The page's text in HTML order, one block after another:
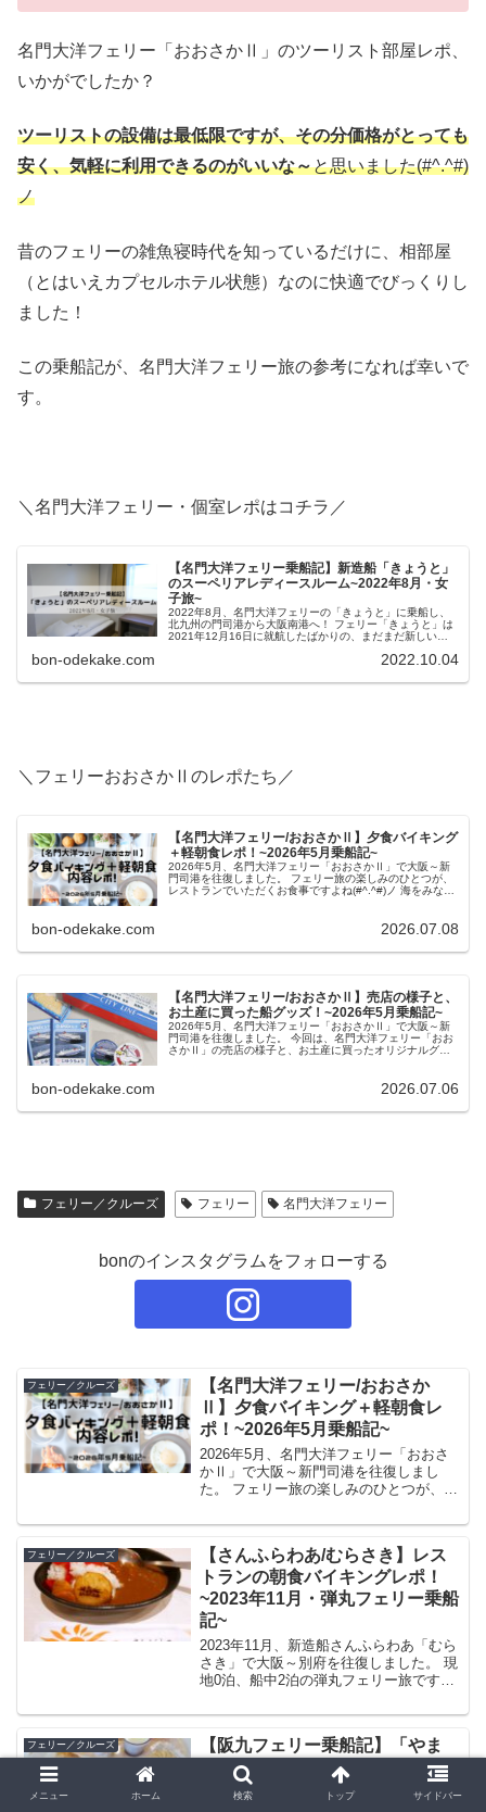
名門大洋フェリー「おおさかⅡ」のツーリスト部屋レポ、
いかがでしたか？
ツーリストの設備は最低限ですが、その分価格がとっても
安く、気軽に利用できるのがいいな～と思いました(#^.^#)
ノ
昔のフェリーの雑魚寝時代を知っているだけに、相部屋
（とはいえカプセルホテル状態）なのに快適でびっくりし
ました！
この乗船記が、名門大洋フェリー旅の参考になれば幸いで
す。
＼名門大洋フェリー・個室レポはコチラ／
【名門大洋フェリー乗船記】新造船「きょうと」
のスーペリアレディースルーム~2022年8月・女
子旅~
2022年8月、名門大洋フェリーの「きょうと」に乗船し、
北九州の門司港から大阪南港へ！ フェリー「きょうと」は
2021年12月16日に就航したばかりの、まだまだ新しいフ
bon-odekake.com 2022.10.04
＼フェリーおおさかⅡのレポたち／
【名門大洋フェリー/おおさかⅡ】夕食バイキング
＋軽朝食レポ！~2026年5月乗船記~
2026年5月、名門大洋フェリー「おおさかⅡ」で大阪～新
門司港を往復しました。 フェリー旅の楽しみのひとつが、
レストランでいただくお食事ですよね(#^.^#)ノ 海をみなが
bon-odekake.com 2026.07.08
【名門大洋フェリー/おおさかⅡ】売店の様子と、
お土産に買った船グッズ！~2026年5月乗船記~
2026年5月、名門大洋フェリー「おおさかⅡ」で大阪～新
門司港を往復しました。 今回は、名門大洋フェリー「おお
さかⅡ」の売店の様子と、お土産に買ったオリジナルグッ
bon-odekake.com 2026.07.06
フェリー／クルーズ フェリー 名門大洋フェリー
bonのインスタグラムをフォローする
フェリー／クルーズ
【名門大洋フェリー/おおさか
Ⅱ】夕食バイキング＋軽朝食レ
ポ！~2026年5月乗船記~
2026年5月、名門大洋フェリー「おおさ
かⅡ」で大阪～新門司港を往復しまし
た。 フェリー旅の楽しみのひとつが、レ
(#^.^#)ノ 海をみながら食べるごはんは最
バイキ...
フェリー／クルーズ
【さんふらわあ/むらさき】レス
トランの朝食バイキングレポ！
~2023年11月・弾丸フェリー乗船
記~
2023年11月、新造船さんふらわあ「むら
さき」で大阪～別府を往復しました。 現
地0泊、船中2泊の弾丸フェリー旅です！
回は、さんふらわあ「むらさき」の朝食
(#^.^#...
フェリー／クルーズ
【阪九フェリー乗船記】「やま
と」船内レストランの朝食と焼き
立てパン！~2022年8月・女子旅~
メニュー ホーム 検索 トップ サイドバー